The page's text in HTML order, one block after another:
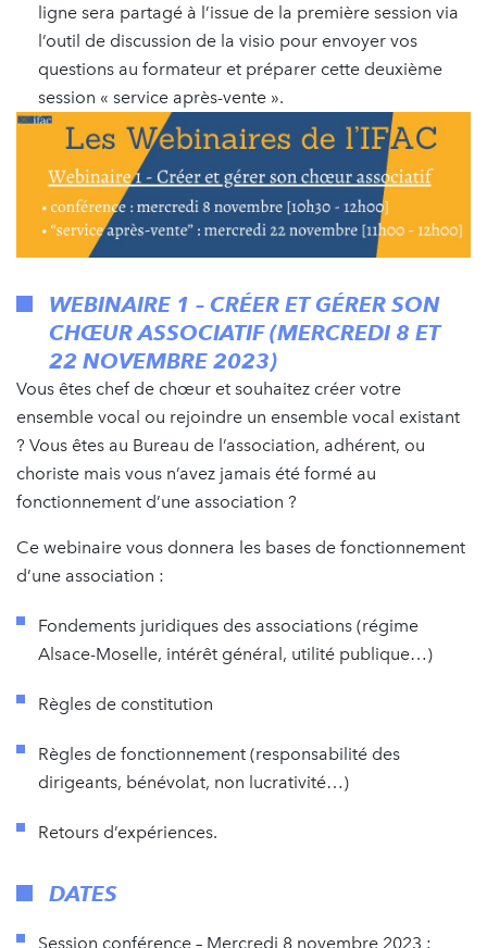
ligne sera partagé à l’issue de la première session via
l’outil de discussion de la visio pour envoyer vos
questions au formateur et préparer cette deuxième
session « service après-vente ».
WEBINAIRE 1 – CRÉER ET GÉRER SON
CHŒUR ASSOCIATIF (MERCREDI 8 ET
22 NOVEMBRE 2023)
Vous êtes chef de chœur et souhaitez créer votre
ensemble vocal ou rejoindre un ensemble vocal existant
? Vous êtes au Bureau de l’association, adhérent, ou
choriste mais vous n’avez jamais été formé au
fonctionnement d’une association ?
Ce webinaire vous donnera les bases de fonctionnement
d’une association :
Fondements juridiques des associations (régime
Alsace-Moselle, intérêt général, utilité publique…)
Règles de constitution
Règles de fonctionnement (responsabilité des
dirigeants, bénévolat, non lucrativité…)
Retours d’expériences.
DATES
Session conférence – Mercredi 8 novembre 2023 :